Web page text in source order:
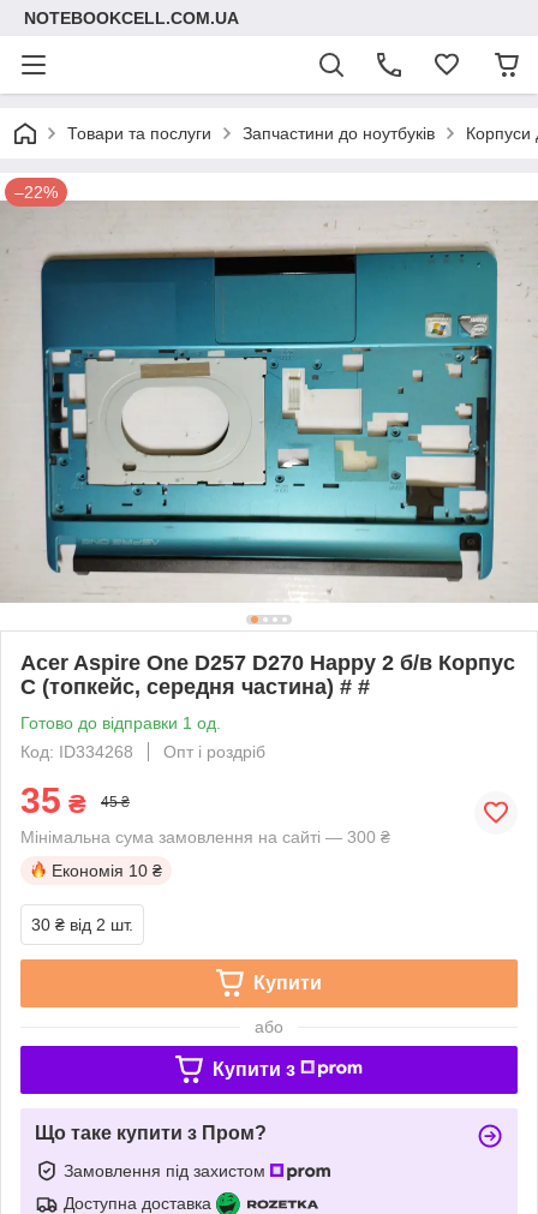
NOTEBOOKCELL.COM.UA
Товари та послуги Запчастини до ноутбуків Корпуси
–22%
Acer Aspire One D257 D270 Happy 2 б/в Корпус
C (топкейс, середня частина) # #
Готово до відправки 1 од.
Код: ID334268
Опт і роздріб
35 ₴ 45 ₴
Мінімальна сума замовлення на сайті — 300 ₴
Економія 10 ₴
30 ₴ від 2 шт.
Купити
або
Купити з
Що таке купити з Пром?
Замовлення під захистом
Доступна доставка